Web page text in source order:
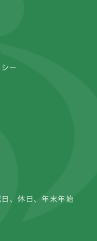
ー
、休日、年末年始